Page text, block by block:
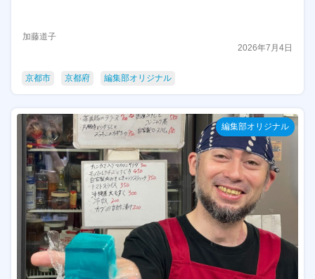
加藤道子
2026年7月4日
京都市 京都府 編集部オリジナル
編集部オリジナル